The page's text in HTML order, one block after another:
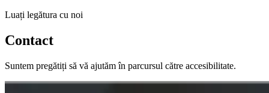
Luați legătura cu noi
Contact
Suntem pregătiți să vă ajutăm în parcursul către accesibilitate.